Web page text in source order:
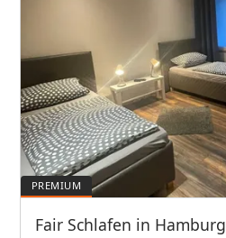
Fair Schlafen in Hamburg